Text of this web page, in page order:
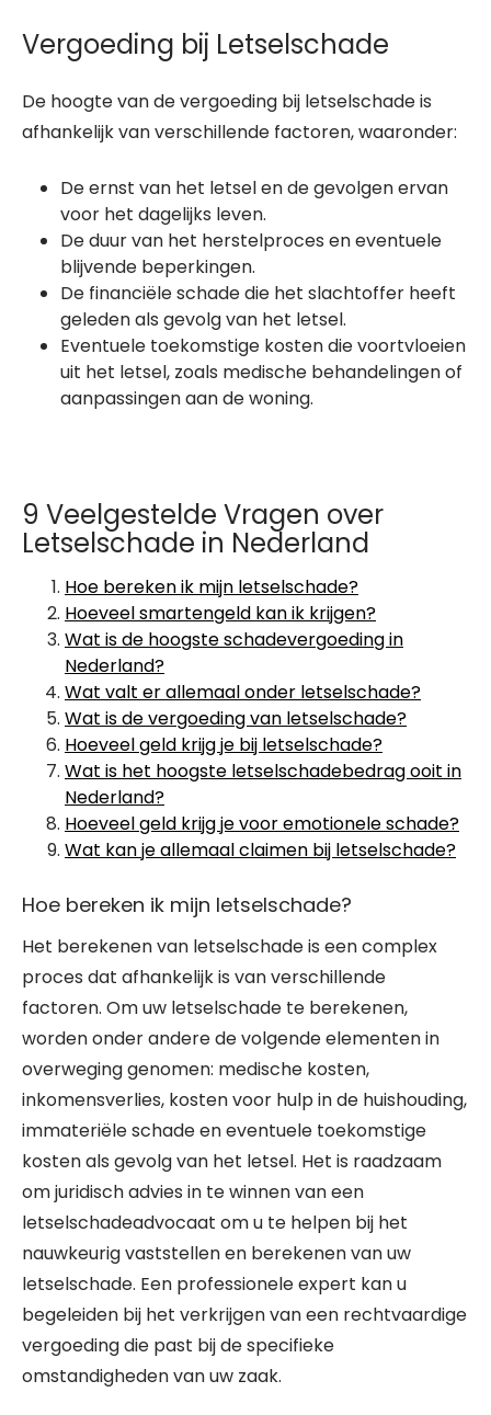
Vergoeding bij Letselschade
De hoogte van de vergoeding bij letselschade is
afhankelijk van verschillende factoren, waaronder:
De ernst van het letsel en de gevolgen ervan
voor het dagelijks leven.
De duur van het herstelproces en eventuele
blijvende beperkingen.
De financiële schade die het slachtoffer heeft
geleden als gevolg van het letsel.
Eventuele toekomstige kosten die voortvloeien
uit het letsel, zoals medische behandelingen of
aanpassingen aan de woning.
9 Veelgestelde Vragen over
Letselschade in Nederland
Hoe bereken ik mijn letselschade?
Hoeveel smartengeld kan ik krijgen?
Wat is de hoogste schadevergoeding in
Nederland?
Wat valt er allemaal onder letselschade?
Wat is de vergoeding van letselschade?
Hoeveel geld krijg je bij letselschade?
Wat is het hoogste letselschadebedrag ooit in
Nederland?
Hoeveel geld krijg je voor emotionele schade?
Wat kan je allemaal claimen bij letselschade?
Hoe bereken ik mijn letselschade?
Het berekenen van letselschade is een complex
proces dat afhankelijk is van verschillende
factoren. Om uw letselschade te berekenen,
worden onder andere de volgende elementen in
overweging genomen: medische kosten,
inkomensverlies, kosten voor hulp in de huishouding,
immateriële schade en eventuele toekomstige
kosten als gevolg van het letsel. Het is raadzaam
om juridisch advies in te winnen van een
letselschadeadvocaat om u te helpen bij het
nauwkeurig vaststellen en berekenen van uw
letselschade. Een professionele expert kan u
begeleiden bij het verkrijgen van een rechtvaardige
vergoeding die past bij de specifieke
omstandigheden van uw zaak.